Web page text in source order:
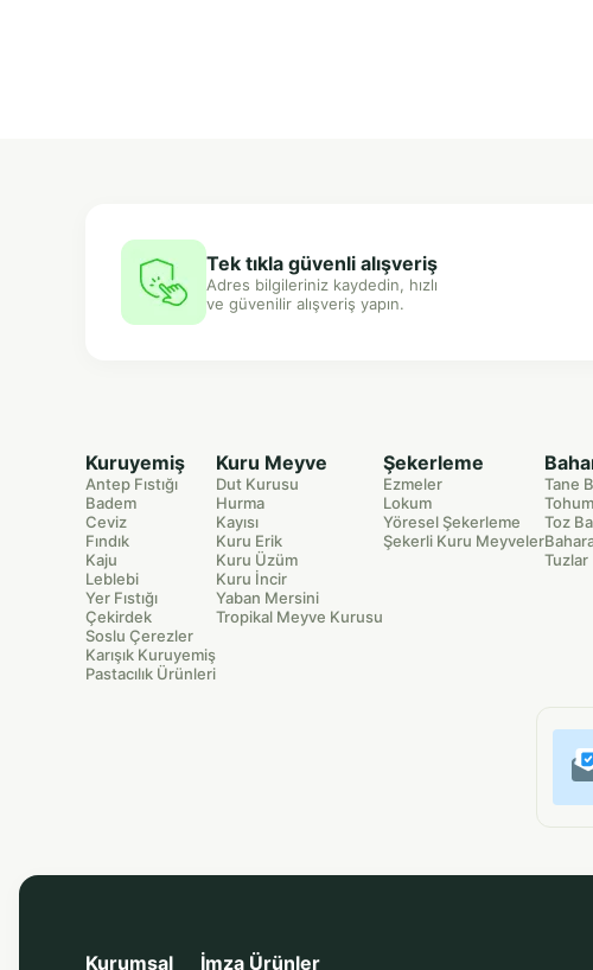
Tek tıkla güvenli alışveriş
Adres bilgileriniz kaydedin, hızlı
ve güvenilir alışveriş yapın.
Kuruyemiş
Antep Fıstığı
Badem
Ceviz
Fındık
Kaju
Leblebi
Yer Fıstığı
Çekirdek
Soslu Çerezler
Karışık Kuruyemiş
Pastacılık Ürünleri
Kuru Meyve
Dut Kurusu
Hurma
Kayısı
Kuru Erik
Kuru Üzüm
Kuru İncir
Yaban Mersini
Tropikal Meyve Kurusu
Şekerleme
Ezmeler
Lokum
Yöresel Şekerleme
Şekerli Kuru Meyveler
Tane
Toz
Tuzlar
Kurumsal İmza Ürünler